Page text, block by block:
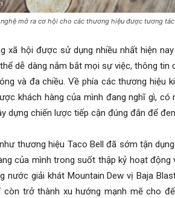
mở ra cơ hội cho các thương hiệu được tương
xã hội được sử dụng nhiều nhất hiện
dễ dàng nắm bắt mọi sự việc, thông
và đa chiều. Về phía các thương hiệu
khách hàng của mình đang nghĩ gì,
dựng chiến lược tiếp cận đúng đắn để
thương hiệu Taco Bell đã sớm tận
của mình trong suốt thập kỷ hoạt động
nước giải khát Mountain Dew vị Baja
còn trở thành xu hướng mạnh mẽ cho